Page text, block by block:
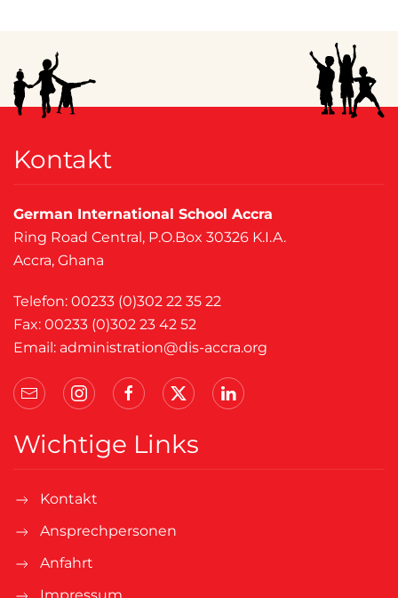
Kontakt
German International School Accra
Ring Road Central, P.O.Box 30326 K.I.A.
Accra, Ghana
Telefon: 00233 (0)302 22 35 22
Fax: 00233 (0)302 23 42 52
Email: administration@dis-accra.org
Wichtige Links
Kontakt
Ansprechpersonen
Anfahrt